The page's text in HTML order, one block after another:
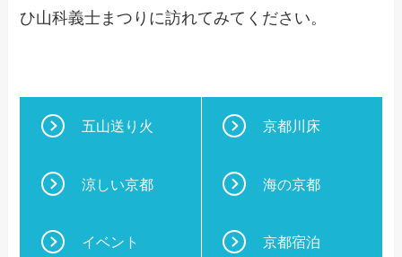
ひ山科義士まつりに訪れてみてください。
五山送り火 京都川床
涼しい京都 海の京都
イベント 京都宿泊